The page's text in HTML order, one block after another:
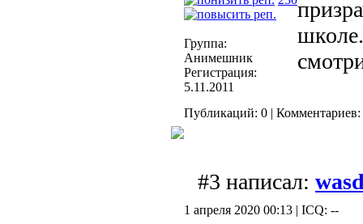
Группа:
Анимешник
Регистрация:
5.11.2011
Публикаций: 0 | Комментариев:
#3 написал:
1 апреля 2020 00:13 | ICQ: --